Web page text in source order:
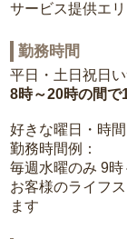
サービス提供エ
勤務時間
平日・土日祝日
8時～20時の間で
好きな曜日・時
勤務時間例：
毎週水曜のみ 9
お客様のライフ
ます